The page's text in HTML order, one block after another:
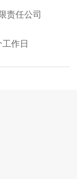
责任公司
工作日